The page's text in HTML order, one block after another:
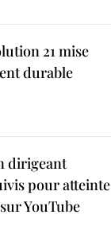
21 mise
durable
dirigeant
pour atteinte
YouTube